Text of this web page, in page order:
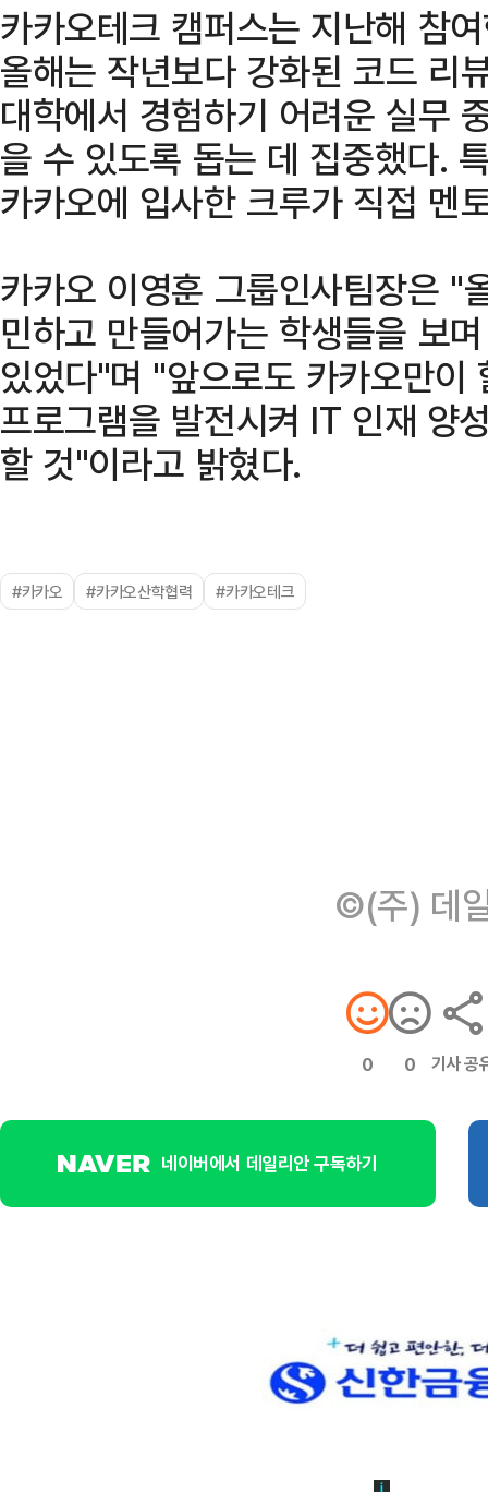
카카오테크 캠퍼스는 지난해 참
올해는 작년보다 강화된 코드 리
대학에서 경험하기 어려운 실무
을 수 있도록 돕는 데 집중했다.
카카오에 입사한 크루가 직접 멘
카카오 이영훈 그룹인사팀장은 "
민하고 만들어가는 학생들을 보
있었다"며 "앞으로도 카카오만이
프로그램을 발전시켜 IT 인재 양
할 것"이라고 밝혔다.
#카카오 #카카오산학협력 #카카오테크
©(주) 데
0 0 기사 공
네이버에서 데일리안 구독하기